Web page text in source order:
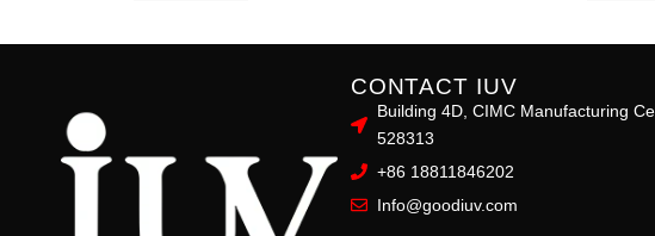
CONTACT IUV
Building 4D, CIMC Manufacturing
528313
+86 18811846202
Info@goodiuv.com